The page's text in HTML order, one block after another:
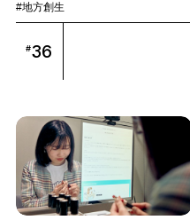
#地方創生
#36